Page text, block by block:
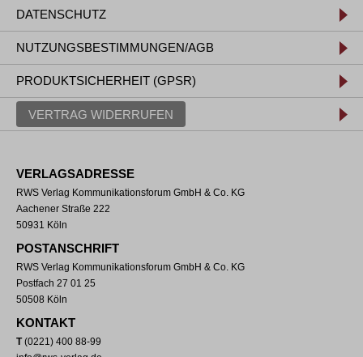
DATENSCHUTZ
NUTZUNGSBESTIMMUNGEN/AGB
PRODUKTSICHERHEIT (GPSR)
VERTRAG WIDERRUFEN
VERLAGSADRESSE
RWS Verlag Kommunikationsforum GmbH & Co. KG
Aachener Straße 222
50931 Köln
POSTANSCHRIFT
RWS Verlag Kommunikationsforum GmbH & Co. KG
Postfach 27 01 25
50508 Köln
KONTAKT
T(0221) 400 88-99